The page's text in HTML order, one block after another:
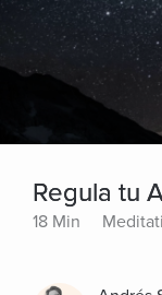
Regula tu
18 Min